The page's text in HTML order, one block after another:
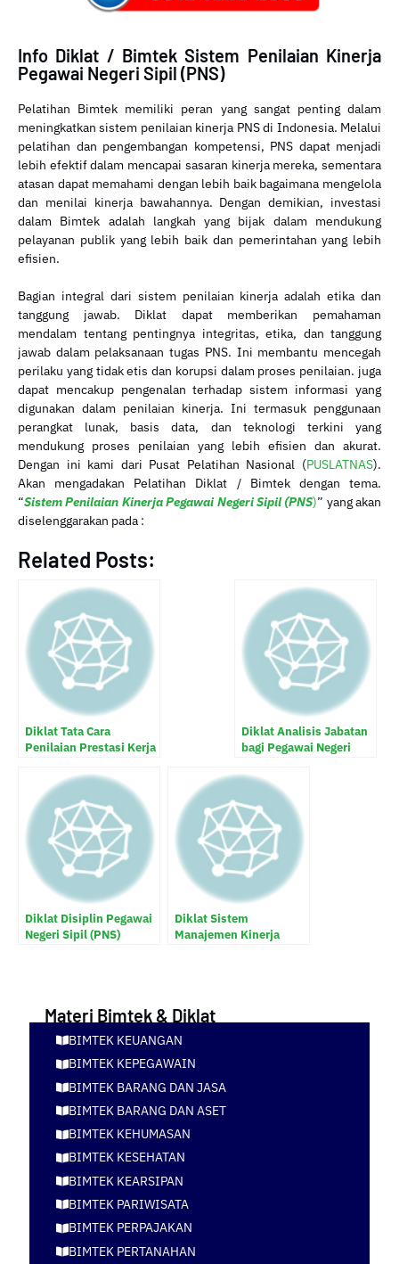
Info Diklat / Bimtek Sistem Penilaian Kinerja
Pegawai Negeri Sipil (PNS)
Pelatihan Bimtek memiliki peran yang sangat penting dalam
meningkatkan sistem penilaian kinerja PNS di Indonesia. Melalui
pelatihan dan pengembangan kompetensi, PNS dapat menjadi
lebih efektif dalam mencapai sasaran kinerja mereka, sementara
atasan dapat memahami dengan lebih baik bagaimana mengelola
dan menilai kinerja bawahannya. Dengan demikian, investasi
dalam Bimtek adalah langkah yang bijak dalam mendukung
pelayanan publik yang lebih baik dan pemerintahan yang lebih
efisien.
Bagian integral dari sistem penilaian kinerja adalah etika dan
tanggung jawab. Diklat dapat memberikan pemahaman
mendalam tentang pentingnya integritas, etika, dan tanggung
jawab dalam pelaksanaan tugas PNS. Ini membantu mencegah
perilaku yang tidak etis dan korupsi dalam proses penilaian. juga
dapat mencakup pengenalan terhadap sistem informasi yang
digunakan dalam penilaian kinerja. Ini termasuk penggunaan
perangkat lunak, basis data, dan teknologi terkini yang
mendukung proses penilaian yang lebih efisien dan akurat.
Dengan ini kami dari Pusat Pelatihan Nasional (PUSLATNAS).
Akan mengadakan Pelatihan Diklat / Bimtek dengan tema.
“Sistem Penilaian Kinerja Pegawai Negeri Sipil (PNS)” yang akan
diselenggarakan pada :
Related Posts:
Diklat Tata Cara
Penilaian Prestasi Kerja
Sasaran Kerja Pegawai
Diklat Analisis Jabatan
bagi Pegawai Negeri
Diklat Disiplin Pegawai
Negeri Sipil (PNS)
Diklat Sistem
Manajemen Kinerja
Materi Bimtek & Diklat
BIMTEK KEUANGAN
BIMTEK KEPEGAWAIN
BIMTEK BARANG DAN JASA
BIMTEK BARANG DAN ASET
BIMTEK KEHUMASAN
BIMTEK KESEHATAN
BIMTEK KEARSIPAN
BIMTEK PARIWISATA
BIMTEK PERPAJAKAN
BIMTEK PERTANAHAN